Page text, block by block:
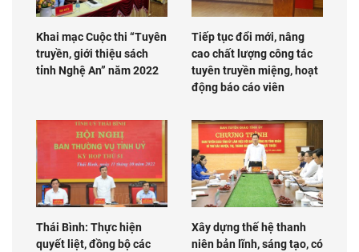
Khai mạc Cuộc thi “Tuyên
truyền, giới thiệu sách
tỉnh Nghệ An” năm 2022
Tiếp tục đổi mới, nâng
cao chất lượng công tác
tuyên truyền miệng, hoạt
động báo cáo viên
Thái Bình: Thực hiện
quyết liệt, đồng bộ các
Xây dựng thế hệ thanh
niên bản lĩnh, sáng tạo, có